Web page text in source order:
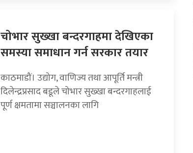
चोभार सुख्खा बन्दरगाहमा देखिएका
समस्या समाधान गर्न सरकार तयार
काठमाडौं। उद्योग, वाणिज्य तथा आपूर्ति मन्त्री
दिलेन्द्रप्रसाद बडूले चोभार सुख्खा बन्दरगाहलाई
पूर्ण क्षमतामा सञ्चालनका लागि